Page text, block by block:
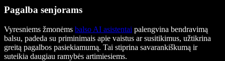
Pagalba senjorams
Vyresniems žmonėms balso AI asistentai palengvina bendravimą
balsu, padeda su priminimais apie vaistus ar susitikimus, užtikrina
greitą pagalbos pasiekiamumą. Tai stiprina savarankiškumą ir
suteikia daugiau ramybės artimiesiems.